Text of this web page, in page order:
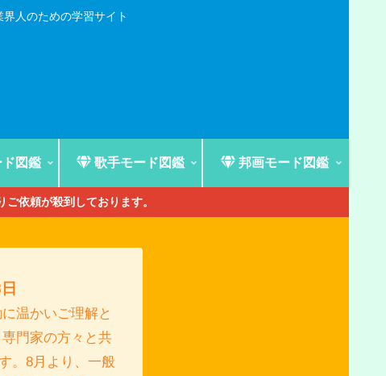
人のための学習サイト
図鑑 歌手モード図鑑 邦画モード図鑑
依頼が殺到しております。
温かいご理解と
門家の方々と共
。8月より、一般